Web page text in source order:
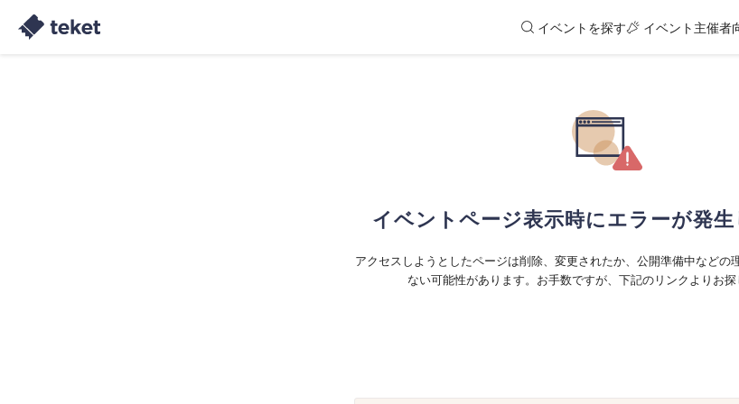
イベントを探す イベント主催者
イベントページ表示時にエラーが発生
アクセスしようとしたページは削除、変更されたか、公開準備中などの
ない可能性があります。お手数ですが、下記のリンクよりお探